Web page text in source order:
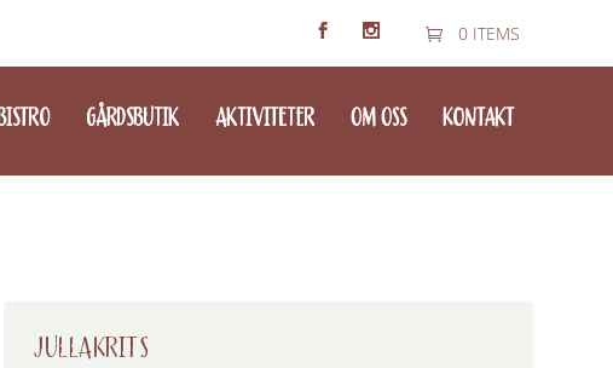
0 ITEMS
GÅRDSBUTIK AKTIVITETER OM OSS KONTAKT
JULLAKRITS